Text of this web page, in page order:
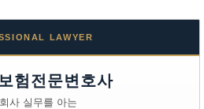
LAWYER
험전문변호사
사 실무를 아는